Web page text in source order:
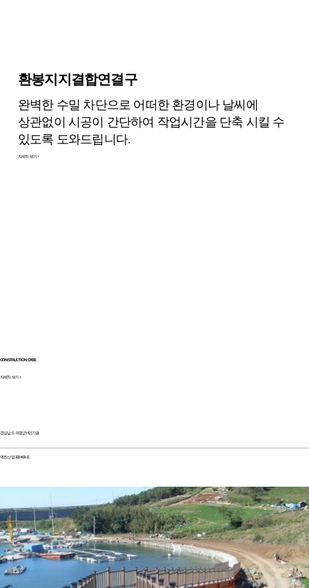
환봉지지결합연결구
완벽한 수밀 차단으로 어떠한 환경이나 날씨에
상관없이 시공이 간단하여 작업시간을 단축 시킬 수
있도록 도와드립니다.
자세히 보기 +
CONSTRUCTION CASE
자세히 보기 +
경상남도 의령군H인기글
벽진산업 2024-03-11